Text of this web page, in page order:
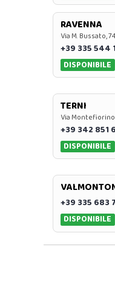
RAVENNA
Via M. Bussato,
+39 335 544
DISPONIBILE
TERNI
Via
+39 342 851
DISPONIBILE
+39 335 683
DISPONIBILE